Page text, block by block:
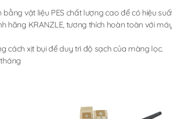
vật liệu PES chất lượng cao để có hiệu
hãng KRANZLE, tương thích hoàn toàn với
cách xịt bụi để duy trì độ sạch của màng lọc.